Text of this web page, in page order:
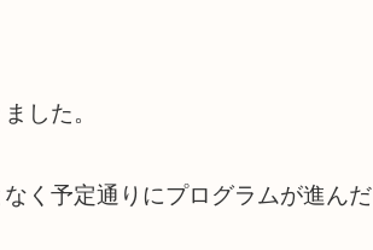
した。
く予定通りにプログラムが進んだ